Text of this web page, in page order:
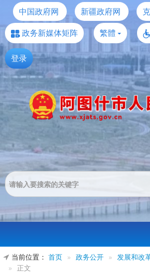
中国政府网 新疆政府网
政务新媒体矩阵
繁體
登录
当前位置： 首页 » 政务公开 » 发展和改
»
正文